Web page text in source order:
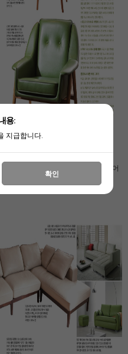
트인 윙본체어와 원목으로만 만들어
다~!
용:
지급합니다.
확인